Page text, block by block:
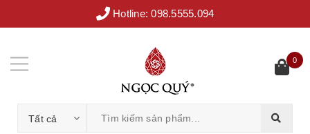
Hotline:098.5555.094
Tất cả
0